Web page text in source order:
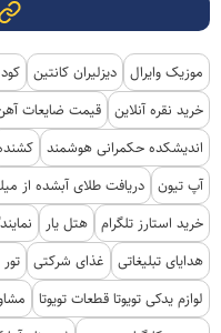
موزیک وایرال دیزلیران کانتین
خرید نقره آنلاین قیمت ضایعات
اندیشکده حکمرانی هوشمند
آپ تیون دریافت طلای آبشده از
خرید استارز تلگرام هتل یار
هدایای تبلیغاتی
غذای شرکتی
لوازم یدکی تویوتا قطعات تویوتا